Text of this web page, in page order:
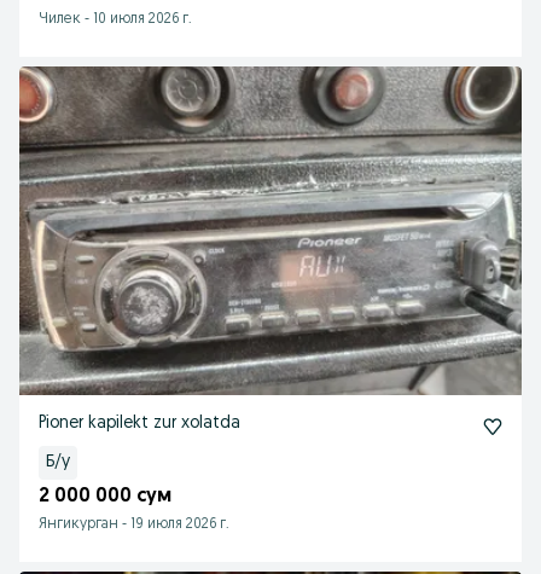
Чилек - 10 июля 2026 г.
Pioner kapilekt zur xolatda
Б/у
2 000 000 сум
Янгикурган - 19 июля 2026 г.